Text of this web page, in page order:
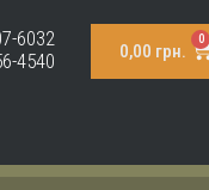
6032
4540
0,00 грн.
0